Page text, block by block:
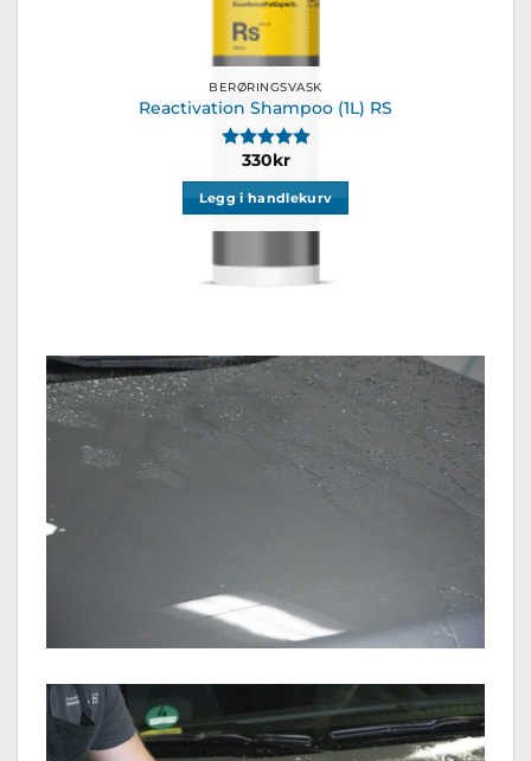
BERØRINGSVASK
Reactivation Shampoo (1L) RS
Karakter: 5.0 av 5 mulige
330kr
Legg i handlekurv